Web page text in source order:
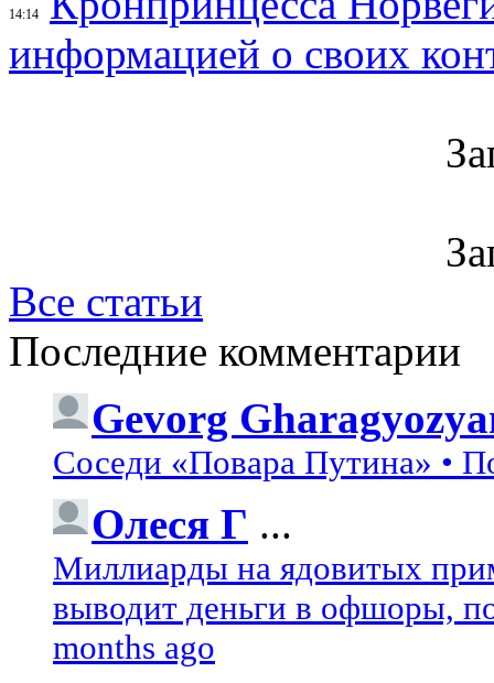
14:14
информацией о своих
Все статьи
Последние комментарии
Gevorg
Соседи «Повара Путина» •
Олеся Г ...
Миллиарды на ядовитых
выводит деньги в офшоры,
months ago